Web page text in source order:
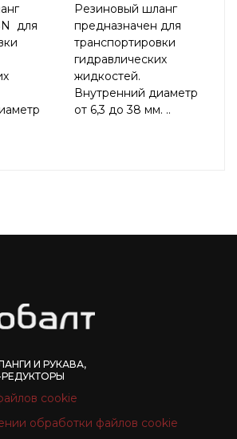
для
Резиновый шланг
предназначен для
транспортировки
гидравлических
жидкостей.
Внутренний диаметр
от 6,3 до 38 мм. ..
И РУКАВА,
cookie
обработки файлов cookie